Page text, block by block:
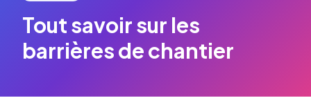
Tout savoir sur les
barrières de chantier